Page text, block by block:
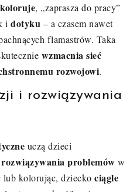
koloruje, „zaprasza do pracy”
idotyku – a czasem nawet
flamastrów. Taka
wzmacnia sieć
rozwojowi.
i rozwiązywania
uczą dzieci
rozwiązywania problemów w
lub kolorując, dzieckociągle